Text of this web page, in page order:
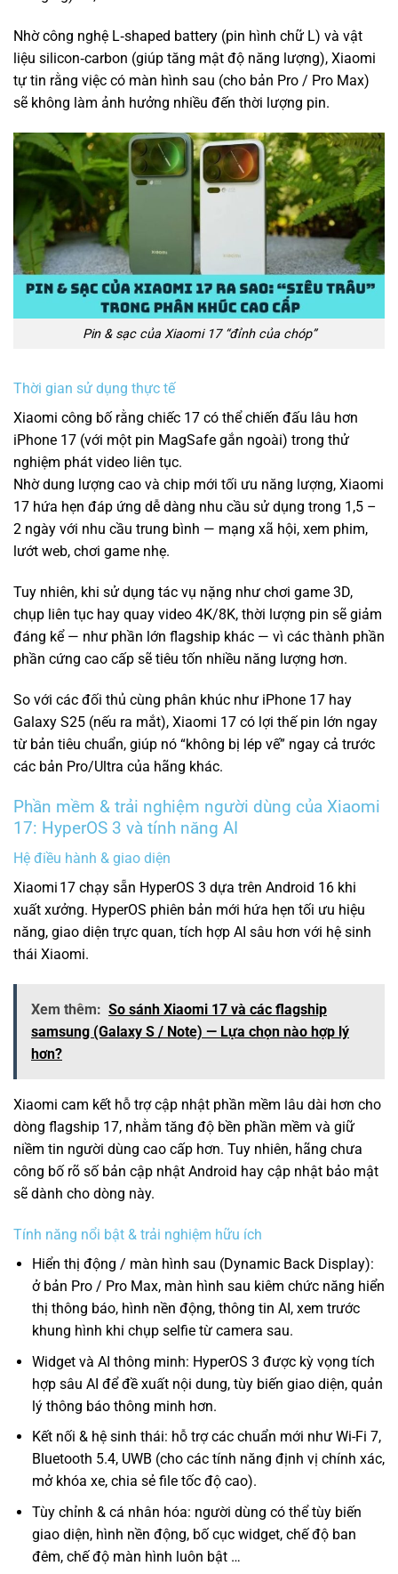
Nhờ công nghệ L‑shaped battery (pin hình chữ L) và vật
liệu silicon‑carbon (giúp tăng mật độ năng lượng), Xiaomi
tự tin rằng việc có màn hình sau (cho bản Pro / Pro Max)
sẽ không làm ảnh hưởng nhiều đến thời lượng pin.
Pin & sạc của Xiaomi 17 “đỉnh của chóp”
Thời gian sử dụng thực tế
Xiaomi công bố rằng chiếc 17 có thể chiến đấu lâu hơn
iPhone 17 (với một pin MagSafe gắn ngoài) trong thử
nghiệm phát video liên tục.
Nhờ dung lượng cao và chip mới tối ưu năng lượng, Xiaomi
17 hứa hẹn đáp ứng dễ dàng nhu cầu sử dụng trong 1,5 –
2 ngày với nhu cầu trung bình — mạng xã hội, xem phim,
lướt web, chơi game nhẹ.
Tuy nhiên, khi sử dụng tác vụ nặng như chơi game 3D,
chụp liên tục hay quay video 4K/8K, thời lượng pin sẽ giảm
đáng kể — như phần lớn flagship khác — vì các thành phần
phần cứng cao cấp sẽ tiêu tốn nhiều năng lượng hơn.
So với các đối thủ cùng phân khúc như iPhone 17 hay
Galaxy S25 (nếu ra mắt), Xiaomi 17 có lợi thế pin lớn ngay
từ bản tiêu chuẩn, giúp nó “không bị lép vế” ngay cả trước
các bản Pro/Ultra của hãng khác.
Phần mềm & trải nghiệm người dùng của Xiaomi
17: HyperOS 3 và tính năng AI
Hệ điều hành & giao diện
Xiaomi 17 chạy sẵn HyperOS 3 dựa trên Android 16 khi
xuất xưởng. HyperOS phiên bản mới hứa hẹn tối ưu hiệu
năng, giao diện trực quan, tích hợp AI sâu hơn với hệ sinh
thái Xiaomi.
Xem thêm: So sánh Xiaomi 17 và các flagship
samsung (Galaxy S / Note) — Lựa chọn nào hợp lý
hơn?
Xiaomi cam kết hỗ trợ cập nhật phần mềm lâu dài hơn cho
dòng flagship 17, nhằm tăng độ bền phần mềm và giữ
niềm tin người dùng cao cấp hơn. Tuy nhiên, hãng chưa
công bố rõ số bản cập nhật Android hay cập nhật bảo mật
sẽ dành cho dòng này.
Tính năng nổi bật & trải nghiệm hữu ích
Hiển thị động / màn hình sau (Dynamic Back Display):
ở bản Pro / Pro Max, màn hình sau kiêm chức năng hiển
thị thông báo, hình nền động, thông tin AI, xem trước
khung hình khi chụp selfie từ camera sau.
Widget và AI thông minh: HyperOS 3 được kỳ vọng tích
hợp sâu AI để đề xuất nội dung, tùy biến giao diện, quản
lý thông báo thông minh hơn.
Kết nối & hệ sinh thái: hỗ trợ các chuẩn mới như Wi-Fi 7,
Bluetooth 5.4, UWB (cho các tính năng định vị chính xác,
mở khóa xe, chia sẻ file tốc độ cao).
Tùy chỉnh & cá nhân hóa: người dùng có thể tùy biến
giao diện, hình nền động, bố cục widget, chế độ ban
đêm, chế độ màn hình luôn bật …